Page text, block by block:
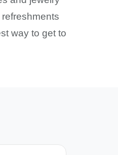
way to get to